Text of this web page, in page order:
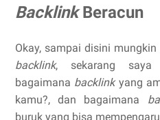
BacklinkBeracun
Okay, sampai disini
backlink, sekarang saya
bagaimana backlink yang
kamu?, dan bagaimana
buruk yang bisa